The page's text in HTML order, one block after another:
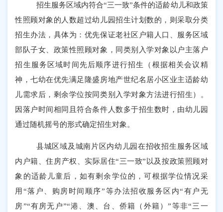
招生服务区域内符合“三一致”条件的适龄幼儿和政策
性照顾对象的人数超过幼儿园招生计划数的，则采取分类
招生办法，具体为：优先保证老社区户籍人口、服务区域
部队子女、政策性照顾对象，同类别入学对象以户主落户
招生服务区域时间先后顺序进行招生（根据相关会议精
神，七幼在优先满足隆盛房地产世纪名居小区业主适龄幼
儿需求后，剩余学位按同类别入学对象方法进行招生）。
因落户时间相同且符合条件人数多于招生数时，由幼儿园
通过随机摇号的形式确定招生对象。
县城区域及城南片区内幼儿园在招收招生服务区域
内户籍、住房产权、实际居住“三一致”以及按政策照顾对
象的适龄儿童后，如有剩余学位的，可根据学位情况采
用“落户、购房时间顺序”等办法招收服务区内“有户无
房”“有房无户”“港、澳、台、侨籍（外籍）”等非“三一